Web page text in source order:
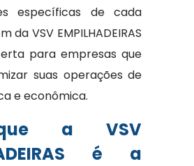
específicas de cada
da VSV EMPILHADEIRAS
para empresas que
suas operações de
e econômica.
a VSV
é a